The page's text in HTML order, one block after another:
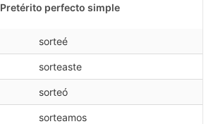
Pretérito perfecto simple
sorteé
sorteaste
sorteó
sorteamos